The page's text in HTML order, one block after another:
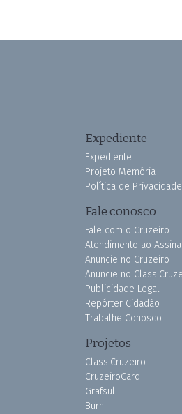
Expediente
Expediente
Projeto Memória
Política de Privacidade
Fale conosco
Fale com o Cruzeiro
Atendimento ao
Anuncie no Cruzeiro
Anuncie no
Publicidade Legal
Repórter Cidadão
Trabalhe Conosco
Projetos
ClassiCruzeiro
CruzeiroCard
Grafsul
Burh